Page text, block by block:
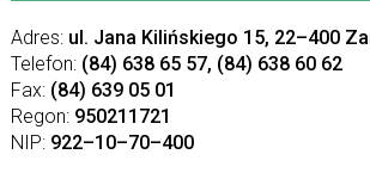
Adres: ul. Jana Kilińskiego 15, 22–400
Telefon: (84) 638 65 57, (84) 638 60 62
Fax: (84) 639 05 01
Regon: 950211721
NIP: 922–10–70–400